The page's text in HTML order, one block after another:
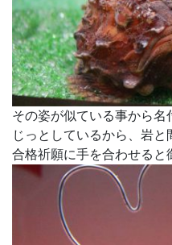
その姿が似ている事から名
じっとしているから、岩と
合格祈願に手を合わせると